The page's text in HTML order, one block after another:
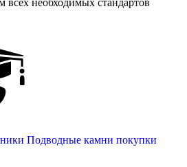
всех необходимых стандартов
Подводные камни покупки